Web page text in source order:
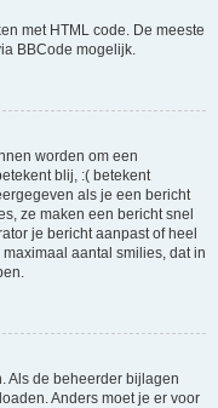
met HTML code. De meeste
BBCode mogelijk.
worden om een
blij, :( betekent
als je een bericht
ze maken een bericht snel
je bericht aanpast of heel
aantal smilies, dat in
Als de beheerder bijlagen
Anders moet je er voor